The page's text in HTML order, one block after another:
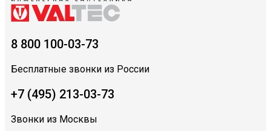
8 800 100-03-73
Бесплатные звонки из России
+7 (495) 213-03-73
Звонки из Москвы